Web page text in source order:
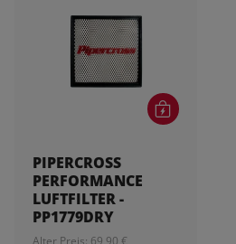
PIPERCROSS
PERFORMANCE
LUFTFILTER -
PP1779DRY
Alter Preis: 69,90 €